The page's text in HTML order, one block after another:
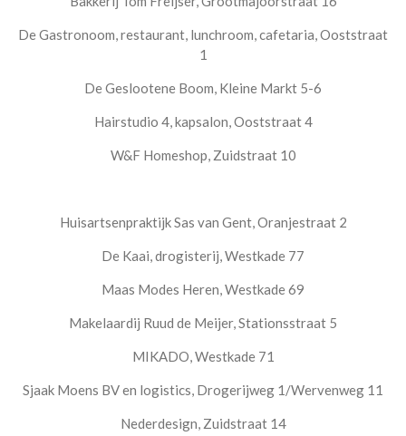
De Gastronoom, restaurant, lunchroom, cafetaria, Ooststraat
1
De Geslootene Boom, Kleine Markt 5-6
Hairstudio 4, kapsalon, Ooststraat 4
W&F Homeshop, Zuidstraat 10
Huisartsenpraktijk Sas van Gent, Oranjestraat 2
De Kaai, drogisterij, Westkade 77
Maas Modes Heren, Westkade 69
Makelaardij Ruud de Meijer, Stationsstraat 5
MIKADO, Westkade 71
Sjaak Moens BV en logistics, Drogerijweg 1/Wervenweg 11
Nederdesign, Zuidstraat 14